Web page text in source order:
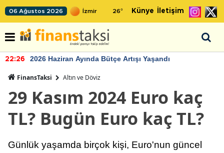
06 Ağustos 2026 26° Künye İletişim
22:26 2026 Haziran Ayında Bütçe Artışı Yaşandı
FinansTaksi Altın ve Döviz
29 Kasım 2024 Euro kaç
TL? Bugün Euro kaç TL?
Günlük yaşamda birçok kişi, Euro'nun güncel